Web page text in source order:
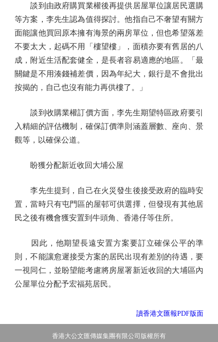
談到由政府購買業權後再提供居屋單位讓居民選購
等方案，李先生認為值得探討。他指自己不奢望有關方
面能讓他買回原本擁有海景的兩房單位，但也希望落差
不要太大，起碼不用「樓望樓」，面積亦要有舊居的八
成，附近生活配套健全，是長者容易適應的地區。「最
關鍵是不用湊錢補差價，因為年紀大，銀行是不會批出
按揭的，自己也沒有能力再供樓了。」
談到收購業權訂價方面，李先生期望特區政府要引
入精細的評估機制，確保訂價準則涵蓋層數、座向、景
觀等，以確保公道。
盼獲分配新近收回大埔公屋
李先生提到，自己在火災發生後接受政府的臨時安
置，當時只有屯門區的屋邨可供選擇，但發現有其他居
民之後有機會獲安置到牛頭角、香港仔等住所。
因此，他期望長遠安置方案要訂立確保公平的準
則，不能讓愈遲接受方案的居民出現有差別的待遇，要
一視同仁，並盼望能考慮將房屋署新近收回的大埔區內
公屋單位分配予宏福苑居民。
讀香港文匯報PDF版面
香港大公文匯傳媒集團有限公司版權所有